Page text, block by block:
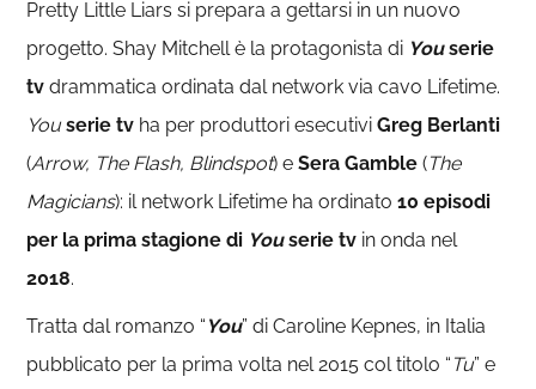
Pretty Little Liars si prepara a gettarsi in un nuovo
progetto. Shay Mitchell è la protagonista di Youserie
tv drammatica ordinata dal network via cavo Lifetime.
Youserie tv ha per produttori esecutiviGreg Berlanti
(Arrow, The Flash, Blindspot) eSera Gamble (The
Magicians): il network Lifetime ha ordinato10 episodi
per la prima stagione di Youserie tv in onda nel
2018.
Tratta dal romanzo “ You” di Caroline Kepnes, in Italia
pubblicato per la prima volta nel 2015 col titolo “ Tu” e